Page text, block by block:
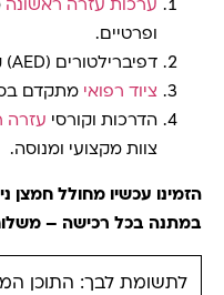
ערכות עזרה ראשונה
ופרטיים.
דפיברילטורים (AED) קלים לשימוש עם הנחיות קוליות.
ציוד רפואי מתקדם
הדרכות וקורסי עזרה
צוות מקצועי ומנוסה.
הזמינו עכשיו מחולל חמצן
במתנה בכל רכישה –
לתשומת לבך: התוכן